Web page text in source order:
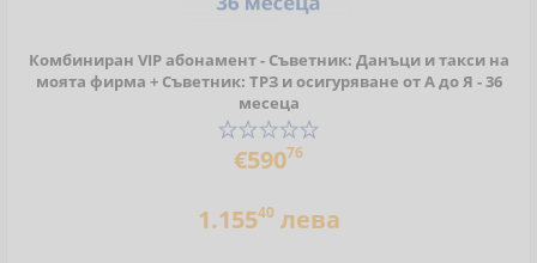
Комбиниран VIP абонамент - Съветник: Данъци и такси на
моята фирма + Съветник: ТРЗ и осигуряване от А до Я - 36
месеца
€59076
1.15540лева